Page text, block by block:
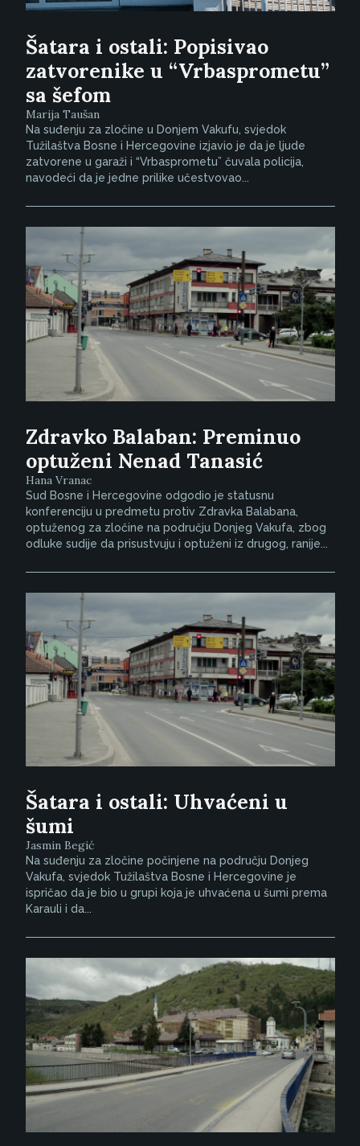
Šatara i ostali: Popisivao
zatvorenike u “Vrbasprometu”
sa šefom
Marija Taušan
Na suđenju za zločine u Donjem Vakufu, svjedok
Tužilaštva Bosne i Hercegovine izjavio je da je ljude
zatvorene u garaži i “Vrbasprometu” čuvala policija,
navodeći da je jedne prilike učestvovao...
Zdravko Balaban: Preminuo
optuženi Nenad Tanasić
Hana Vranac
Sud Bosne i Hercegovine odgodio je statusnu
konferenciju u predmetu protiv Zdravka Balabana,
optuženog za zločine na području Donjeg Vakufa, zbog
odluke sudije da prisustvuju i optuženi iz drugog, ranije...
Šatara i ostali: Uhvaćeni u
šumi
Jasmin Begić
Na suđenju za zločine počinjene na području Donjeg
Vakufa, svjedok Tužilaštva Bosne i Hercegovine je
ispričao da je bio u grupi koja je uhvaćena u šumi prema
Karauli i da...